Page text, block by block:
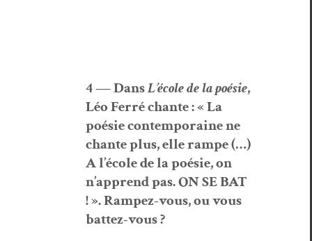
4 — DansL’é­cole de la poésie,
Léo Fer­ré chante : « La
poésie con­tem­po­raine ne
chante plus, elle rampe (…)
A l’é­cole de la poésie, on
n’ap­prend pas. ON SE BAT
! ». Ram­pez-vous, ou vous
battez-vous ?